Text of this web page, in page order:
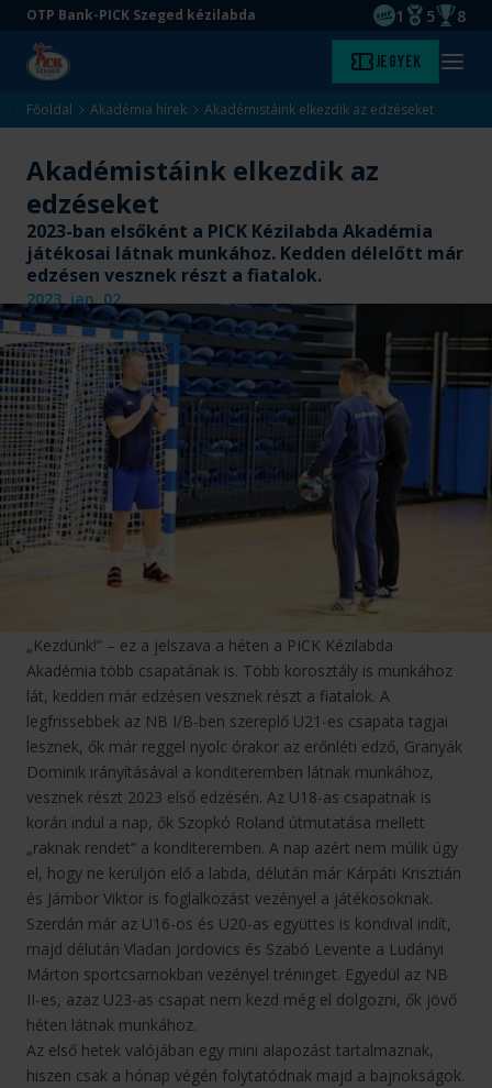
Ugrás
tartalomra
Ugrás
aljára
OTP Bank-PICK Szeged kézilabda
EHF
1
Magyar
5 8
Kezdőlap Jegyek Menü
Főoldal Akadémia hírek Akadémistáink elkezdik az edzéseket
Akadémistáink elkezdik az
edzéseket
2023-ban elsőként a PICK Kézilabda Akadémia
játékosai látnak munkához. Kedden délelőtt már
edzésen vesznek részt a fiatalok.
2023. jan. 02.
„Kezdünk!” – ez a jelszava a héten a PICK Kézilabda
Akadémia több csapatának is. Több korosztály is munkához
lát, kedden már edzésen vesznek részt a fiatalok. A
legfrissebbek az NB I/B-ben szereplő U21-es csapata tagjai
lesznek, ők már reggel nyolc órakor az erőnléti edző, Granyák
Dominik irányításával a konditeremben látnak munkához,
vesznek részt 2023 első edzésén. Az U18-as csapatnak is
korán indul a nap, ők Szopkó Roland útmutatása mellett
„raknak rendet” a konditeremben. A nap azért nem múlik úgy
el, hogy ne kerüljön elő a labda, délután már Kárpáti Krisztián
és Jámbor Viktor is foglalkozást vezényel a játékosoknak.
Szerdán már az U16-os és U20-as együttes is kondival indít,
majd délután Vladan Jordovics és Szabó Levente a Ludányi
Márton sportcsarnokban vezényel tréninget. Egyedül az NB
II-es, azaz U23-as csapat nem kezd még el dolgozni, ők jövő
héten látnak munkához.
Az első hetek valójában egy mini alapozást tartalmaznak,
hiszen csak a hónap végén folytatódnak majd a bajnokságok.